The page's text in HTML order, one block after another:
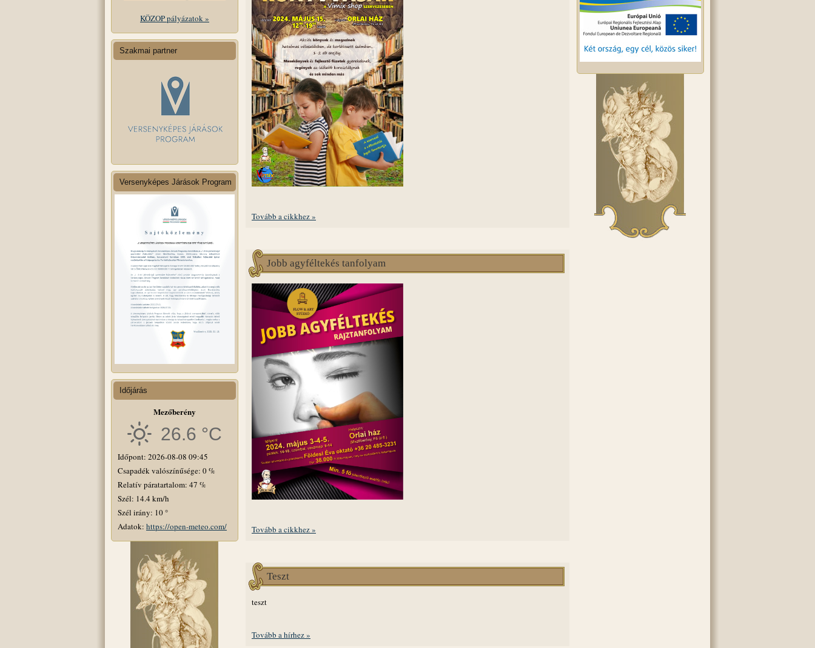
KÖZOP pályázatok »
Szakmai partner
Versenyképes Járások Program
Időjárás
Mezőberény
26.6 °C
Időpont: 2026-08-08 09:45
Csapadék valószínűsége: 0 %
Relatív páratartalom: 47 %
Szél: 14.4 km/h
Szél irány: 10 °
Adatok: https://open-meteo.com/
Tovább a cikkhez »
Jobb agyféltekés tanfolyam
Tovább a cikkhez »
Teszt
teszt
Tovább a hírhez »